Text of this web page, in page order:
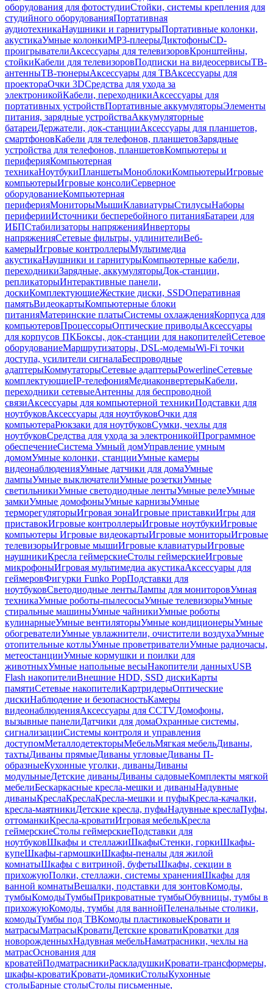
оборудования для фотостудииСтойки, системы крепления для
студийного оборудованияПортативная
аудиотехникаНаушники и гарнитурыПортативные колонки,
акустикаУмные колонкиMP3-плеерыДиктофоныCD-
проигрывателиАксессуары для телевизоровКронштейны,
стойкиКабели для телевизоровПодписки на видеосервисыТВ-
антенныТВ-тюнерыАксессуары для ТВАксессуары для
проектораОчки 3DСредства для ухода за
электроникойКабели, переходникиАксессуары для
портативных устройствПортативные аккумуляторыЭлементы
питания, зарядные устройстваАккумуляторные
батареиДержатели, док-станцииАксессуары для планшетов,
смартфоновКабели для телефонов, планшетовЗарядные
устройства для телефонов, планшетовКомпьютеры и
периферияКомпьютерная
техникаНоутбукиПланшетыМоноблокиКомпьютерыИгровые
компьютерыИгровые консолиСерверное
оборудованиеКомпьютерная
периферияМониторыМышиКлавиатурыСтилусыНаборы
периферииИсточники бесперебойного питанияБатареи для
ИБПСтабилизаторы напряженияИнверторы
напряженияСетевые фильтры, удлинителиВеб-
камерыИгровые контроллерыМультимедиа
акустикаНаушники и гарнитурыКомпьютерные кабели,
переходникиЗарядные, аккумуляторыДок-станции,
репликаторыИнтерактивные панели,
доскиКомплектующиеЖесткие диски, SSDОперативная
памятьВидеокартыКомпьютерные блоки
питанияМатеринские платыСистемы охлажденияКорпуса для
компьютеровПроцессорыОптические приводыАксессуары
для корпусов ПКБоксы, док-станции для накопителейСетевое
оборудованиеМаршрутизаторы, DSL-модемыWi-Fi точки
доступа, усилители сигналаБеспроводные
адаптерыКоммутаторыСетевые адаптерыPowerlineСетевые
комплектующиеIP-телефонияМедиаконвертерыКабели,
переходники сетевыеАнтенны для беспроводной
связиАксессуары для компьютерной техникиПодставки для
ноутбуковАксессуары для ноутбуковОчки для
компьютераРюкзаки для ноутбуковСумки, чехлы для
ноутбуковСредства для ухода за электроникойПрограммное
обеспечениеСистема Умный домУправление умным
домомУмные колонки, станцииУмные камеры
видеонаблюденияУмные датчики для домаУмные
лампыУмные выключателиУмные розеткиУмные
светильникиУмные светодиодные лентыУмные релеУмные
замкиУмные домофоныУмные карнизыУмные
терморегуляторыИгровая зонаИгровые приставкиИгры для
приставокИгровые контроллерыИгровые ноутбукиИгровые
компьютеры Игровые видеокартыИгровые мониторыИгровые
телевизорыИгровые мышиИгровые клавиатурыИгровые
наушникиКресла геймерскиеСтолы геймерскиеИгровые
микрофоныИгровая мультимедиа акустикаАксессуары для
геймеровФигурки Funko PopПодставки для
ноутбуковСветодиодные лентыЛампы для мониторовУмная
техникаУмные роботы-пылесосыУмные телевизорыУмные
стиральные машиныУмные чайникиУмные роботы
кулинарныеУмные вентиляторыУмные кондиционерыУмные
обогревателиУмные увлажнители, очистители воздухаУмные
отопительные котлыУмные проветривателиУмные радиочасы,
метеостанцииУмные кормушки и поилки для
животныхУмные напольные весыНакопители данныхUSB
Flash накопителиВнешние HDD, SSD дискиКарты
памятиСетевые накопителиКартридерыОптические
дискиНаблюдение и безопасностьКамеры
видеонаблюденияАксессуары для CCTVДомофоны,
вызывные панелиДатчики для домаОхранные системы,
сигнализацииСистемы контроля и управления
доступомМеталлодетекторыМебельМягкая мебельДиваны,
тахтыДиваны прямыеДиваны угловыеДиваны П-
образныеКухонные уголки, диваныДиваны
модульныеДетские диваныДиваны садовыеКомплекты мягкой
мебелиБескаркасные кресла-мешки и диваныНадувные
диваныКреслаКреслаКресла-мешки и пуфыКресла-качалки,
кресла-маятникиДетские кресла, пуфыНадувные креслаПуфы,
оттоманкиКресла-кроватиИгровая мебельКресла
геймерскиеСтолы геймерскиеПодставки для
ноутбуковШкафы и стеллажиШкафыСтенки, горкиШкафы-
купеШкафы-гармошкиШкафы-пеналы для жилой
комнатыШкафы с витриной, буфетыШкафы, секции в
прихожуюПолки, стеллажи, системы храненияШкафы для
ванной комнатыВешалки, подставки для зонтовКомоды,
тумбыКомодыТумбыПрикроватные тумбыОбувницы, тумбы в
прихожуюКомоды, тумбы для ваннойПеленальные столики,
комодыТумбы под ТВКомоды пластиковыеКровати и
матрасыМатрасыКроватиДетские кроватиКроватки для
новорожденныхНадувная мебельНаматрасники, чехлы на
матрасОснования для
кроватейПодматрасникиРаскладушкиКровати-трансформеры,
шкафы-кроватиКровати-домикиСтолыКухонные
столыБарные столыСтолы письменные,